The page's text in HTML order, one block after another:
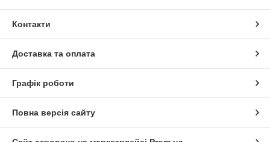
Контакти
Доставка та оплата
Графік роботи
Повна версія сайту